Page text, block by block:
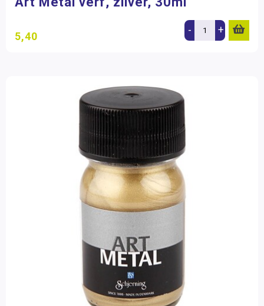
5,40 - +